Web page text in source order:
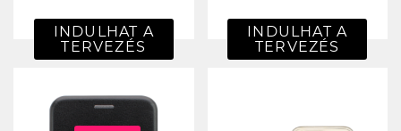
INDULHAT A
TERVEZÉS
INDULHAT A
TERVEZÉS